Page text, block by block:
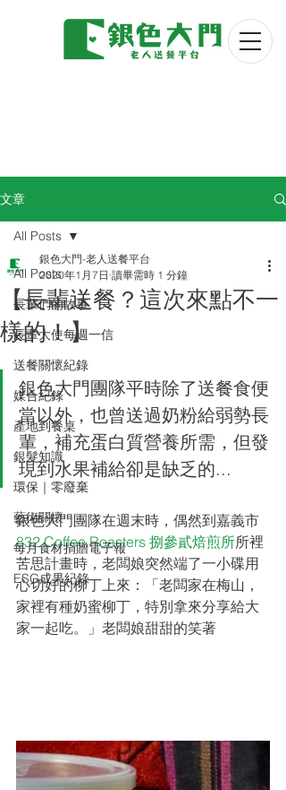
文章
All Posts
長輩們的故事
長輩大使每週一信
送餐關懷紀錄
媒合紀錄
產地到餐桌
銀髮知識
環保｜零廢棄
藝術關懷
每月食材捐贈電子報
ESG成果紀錄
All Posts
【長輩送餐？這次來點不一
樣的！】
銀色大門-老人送餐平台
2020年1月7日 讀畢需時 1 分鐘
銀色大門團隊平時除了送餐食便
當以外，也曾送過奶粉給弱勢長
輩，補充蛋白質營養所需，但發
現到水果補給卻是缺乏的...
銀色大門團隊在週末時，偶然到嘉義市
832 Coffee Roasters 捌參貳焙煎所所裡
苦思計畫時，老闆娘突然端了一小碟用
心切好的柳丁上來：「老闆家在梅山，
家裡有種奶蜜柳丁，特別拿來分享給大
家一起吃。」老闆娘甜甜的笑著